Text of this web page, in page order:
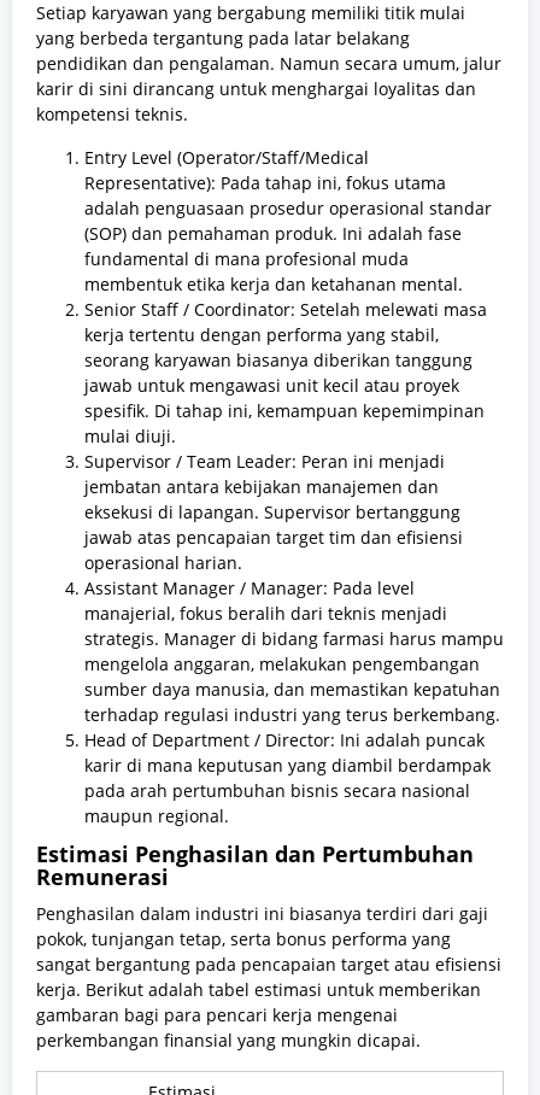
Setiap karyawan yang bergabung memiliki titik mulai
yang berbeda tergantung pada latar belakang
pendidikan dan pengalaman. Namun secara umum, jalur
karir di sini dirancang untuk menghargai loyalitas dan
kompetensi teknis.
Entry Level (Operator/Staff/Medical
Representative): Pada tahap ini, fokus utama
adalah penguasaan prosedur operasional standar
(SOP) dan pemahaman produk. Ini adalah fase
fundamental di mana profesional muda
membentuk etika kerja dan ketahanan mental.
Senior Staff / Coordinator: Setelah melewati masa
kerja tertentu dengan performa yang stabil,
seorang karyawan biasanya diberikan tanggung
jawab untuk mengawasi unit kecil atau proyek
spesifik. Di tahap ini, kemampuan kepemimpinan
mulai diuji.
Supervisor / Team Leader: Peran ini menjadi
jembatan antara kebijakan manajemen dan
eksekusi di lapangan. Supervisor bertanggung
jawab atas pencapaian target tim dan efisiensi
operasional harian.
Assistant Manager / Manager: Pada level
manajerial, fokus beralih dari teknis menjadi
strategis. Manager di bidang farmasi harus mampu
mengelola anggaran, melakukan pengembangan
sumber daya manusia, dan memastikan kepatuhan
terhadap regulasi industri yang terus berkembang.
Head of Department / Director: Ini adalah puncak
karir di mana keputusan yang diambil berdampak
pada arah pertumbuhan bisnis secara nasional
maupun regional.
Estimasi Penghasilan dan Pertumbuhan
Remunerasi
Penghasilan dalam industri ini biasanya terdiri dari gaji
pokok, tunjangan tetap, serta bonus performa yang
sangat bergantung pada pencapaian target atau efisiensi
kerja. Berikut adalah tabel estimasi untuk memberikan
gambaran bagi para pencari kerja mengenai
perkembangan finansial yang mungkin dicapai.